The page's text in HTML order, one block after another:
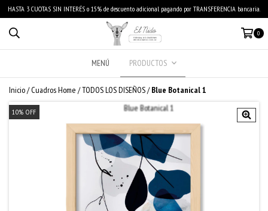
HASTA 3 CUOTAS SIN INTERÉS o 15% de descuento adicional pagando por TRANSFERENCIA bancaria.
0
MENÚ PRODUCTOS
Inicio/ Cuadros Home /TODOS LOS DISEÑOS/ Blue Botanical 1
10% OFF